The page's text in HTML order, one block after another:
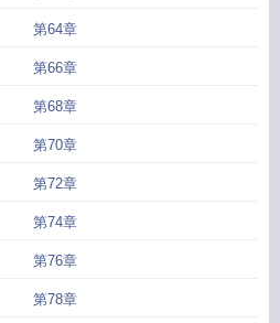
第64章
第66章
第68章
第70章
第72章
第74章
第76章
第78章